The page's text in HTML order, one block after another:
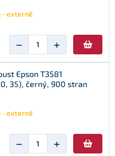
- externě
− +
Epson T3581
35), černý, 900 stran
- externě
− +